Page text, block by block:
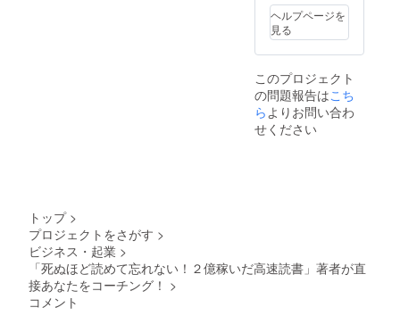
たった
１回の
セミ
ナーで
インド
が根付
くこと
はあり
ませ
の人生
Facebo
ok動画
でライ
ブ参加
す。
●【特典
２】そ
の後
２ヶ月
ローを
行いま
す。
●【特典
２】毎
チング
しま
す。※あ
なたか
らの
ぐに返
ヘルプページを
見る
このプロジェクト
の問題報告はこち
らよりお問い合わ
せください
トップ >
プロジェクトをさがす >
ビジネス・起業 >
「死ぬほど読めて忘れない！２億稼いだ高速読書」著者が直
接あなたをコーチング！ >
コメント